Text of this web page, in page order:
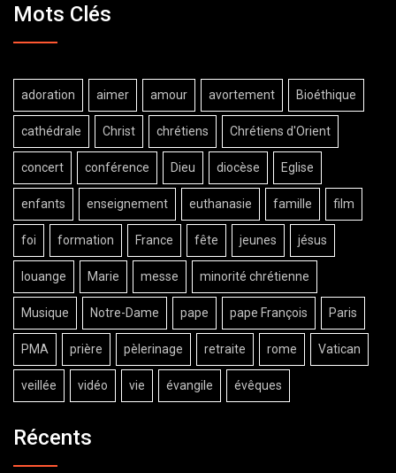
Mots Clés
adoration aimer amour avortement Bioéthique
cathédrale Christ chrétiens Chrétiens d'Orient
concert conférence Dieu diocèse Eglise
enfants enseignement euthanasie famille film
foi formation France fête jeunes jésus
louange Marie messe minorité chrétienne
Musique Notre-Dame pape pape François Paris
PMA prière pèlerinage retraite rome Vatican
veillée vidéo vie évangile évêques
Récents